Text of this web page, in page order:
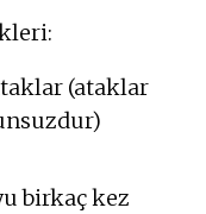
(ataklar
birkaç kez